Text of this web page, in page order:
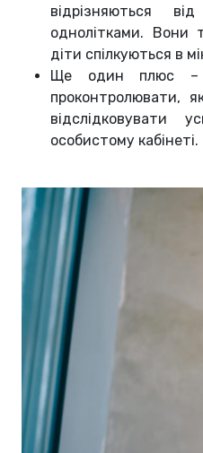
відрізняються
однолітками. Вони
діти спілкуються в
Ще один плюс –
проконтролювати,
відслідковувати
особистому кабінеті.